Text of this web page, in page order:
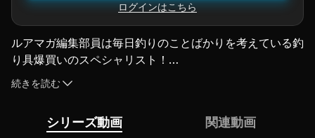
ログインはこちら
ルアマガ編集部員は毎日釣りのことばかりを考えている釣
り具爆買いのスペシャリスト！
取材や撮影をする度に欲しいものが増えてしまう困った職
業なのです。
買ったもの全部、メーカーNo忖度で紹介させていただき
続きを読む
シリーズ動画 関連動画